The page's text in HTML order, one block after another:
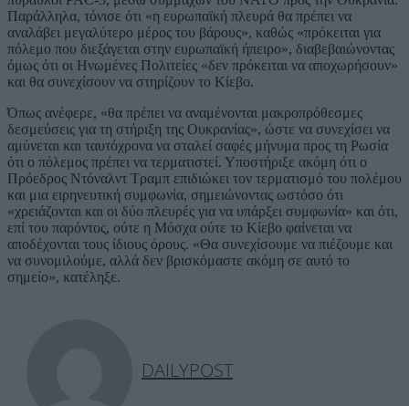
Παράλληλα, τόνισε ότι «η ευρωπαϊκή πλευρά θα πρέπει να
αναλάβει μεγαλύτερο μέρος του βάρους», καθώς «πρόκειται για
πόλεμο που διεξάγεται στην ευρωπαϊκή ήπειρο», διαβεβαιώνοντας
όμως ότι οι Ηνωμένες Πολιτείες «δεν πρόκειται να αποχωρήσουν»
και θα συνεχίσουν να στηρίζουν το Κίεβο.
Όπως ανέφερε, «θα πρέπει να αναμένονται μακροπρόθεσμες
δεσμεύσεις για τη στήριξη της Ουκρανίας», ώστε να συνεχίσει να
αμύνεται και ταυτόχρονα να σταλεί σαφές μήνυμα προς τη Ρωσία
ότι ο πόλεμος πρέπει να τερματιστεί. Υποστήριξε ακόμη ότι ο
Πρόεδρος Ντόναλντ Τραμπ επιδιώκει τον τερματισμό του πολέμου
και μια ειρηνευτική συμφωνία, σημειώνοντας ωστόσο ότι
«χρειάζονται και οι δύο πλευρές για να υπάρξει συμφωνία» και ότι,
επί του παρόντος, ούτε η Μόσχα ούτε το Κίεβο φαίνεται να
αποδέχονται τους ίδιους όρους. «Θα συνεχίσουμε να πιέζουμε και
να συνομιλούμε, αλλά δεν βρισκόμαστε ακόμη σε αυτό το
σημείο», κατέληξε.
DAILYPOST